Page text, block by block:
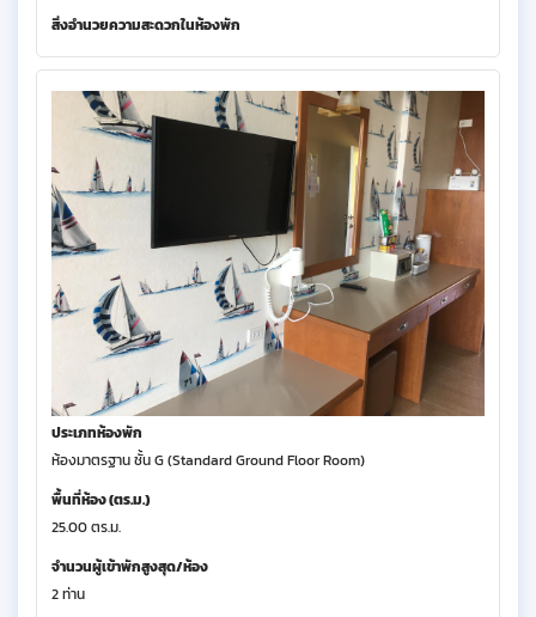
สิ่งอำนวยความสะดวกในห้องพัก
ประเภทห้องพัก
ห้องมาตรฐาน ชั้น G (Standard Ground Floor Room)
พื้นที่ห้อง (ตร.ม.)
25.00 ตร.ม.
จำนวนผู้เข้าพักสูงสุด/ห้อง
2 ท่าน